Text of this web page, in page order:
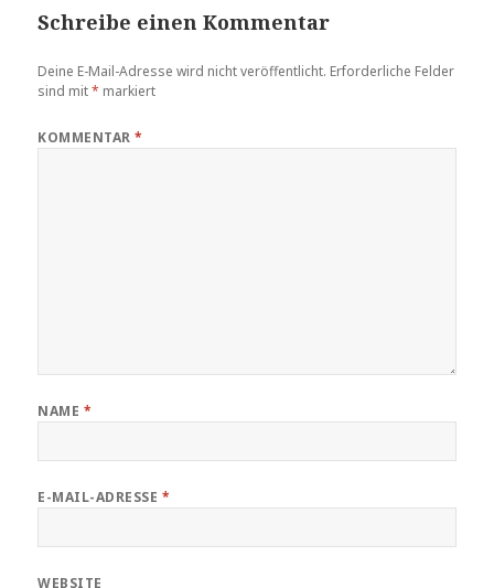
Schreibe einen Kommentar
Deine E-Mail-Adresse wird nicht veröffentlicht. Erforderliche Felder
sind mit* markiert
KOMMENTAR*
NAME *
E-MAIL-ADRESSE *
WEBSITE